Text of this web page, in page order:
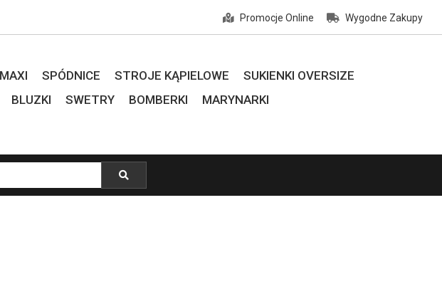
Promocje Online Wygodne Zakupy
SPÓDNICE STROJE KĄPIELOWE
SUKIENKI OVERSIZE
BLUZKI SWETRY BOMBERKI MARYNARKI